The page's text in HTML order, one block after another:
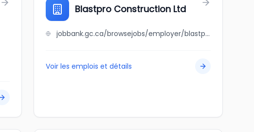
Blastpro Construction Ltd
jobbank.gc.ca/browsejobs/employer/blastpro+construction+ltd/ca
Voir les emplois et détails